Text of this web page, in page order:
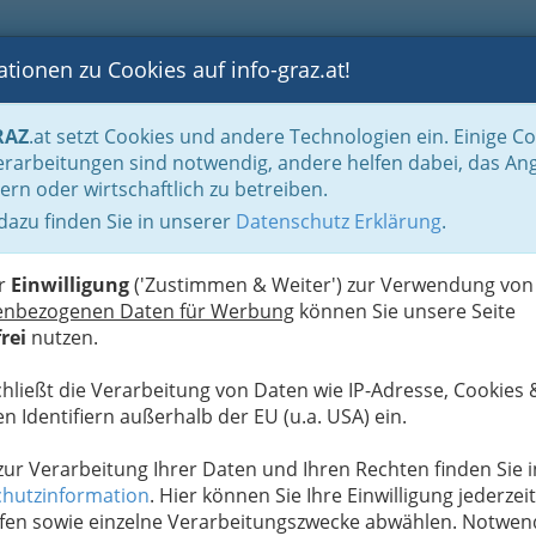
BLOGS FOTOS GASTRONOMIE BRANCHEN
zu Cookies auf info-graz.at!
.at setzt Cookies und andere Technologien ein. Einige
sind notwendig, andere helfen dabei, das
oder wirtschaftlich zu betreiben.
finden Sie in unserer Datenschutz Erklärung.
Einwilligung('Zustimmen & Weiter') zur Verwendung von
Daten für Werbung können Sie unsere Seite
nutzen.
die Verarbeitung von Daten wie IP-Adresse, Cookies
Identifiern außerhalb der EU (u.a. USA) ein.
Verarbeitung Ihrer Daten und Ihren Rechten finden Sie
. Hier können Sie Ihre Einwilligung jederzeit
sowie einzelne Verarbeitungszwecke abwählen.
Print Online Internationale Magazine
Magazine zusammengetragen, die wir für
und wird künftig aktualisiert werden. Wir
Alle Bezirke
1